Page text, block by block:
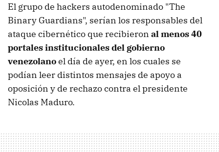
El grupo de hackers autodenominado "The
Binary Guardians", serían los responsables del
ataque cibernético que recibieron al menos 40
portales institucionales del gobierno
venezolanoel día de ayer, en los cuales se
podían leer distintos mensajes de apoyo a
oposición y de rechazo contra el presidente
Nicolas Maduro.